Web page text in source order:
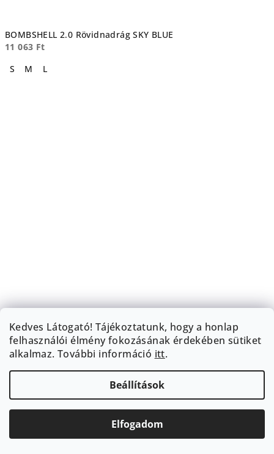
Kedves Látogató! Tájékoztatunk, hogy a honlap
felhasználói élmény fokozásának érdekében sütiket
alkalmaz. További információ itt.
Beállítások
Elfogadom
BOMBSHELL 2.0 Rövidnadrág SKY BLUE
11 063 Ft
S
M L
BOMBSHELL 2.0 Rövidnadrág MOCHA
11 063 Ft